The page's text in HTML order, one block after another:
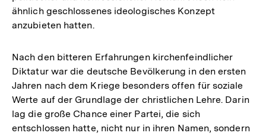
ähnlich geschlossenes ideologisches Konzept
anzubieten hatten.
Nach den bitteren Erfahrungen kirchenfeindlicher
Diktatur war die deutsche Bevölkerung in den ersten
Jahren nach dem Kriege besonders offen für soziale
Werte auf der Grundlage der christlichen Lehre. Darin
lag die große Chance einer Partei, die sich
entschlossen hatte, nicht nur in ihren Namen, sondern